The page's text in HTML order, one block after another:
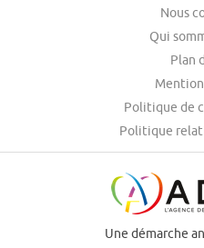
Nous
Qui
Plan
Politique de
Politique
Une démarche